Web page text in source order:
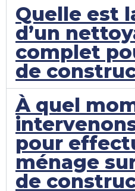
Quelle est
d’un
complet
de
À quel
pour
ménage
de